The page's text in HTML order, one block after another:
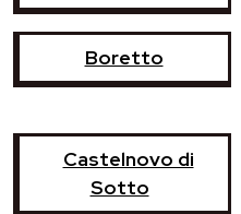
Boretto
Castelnovo di
Sotto